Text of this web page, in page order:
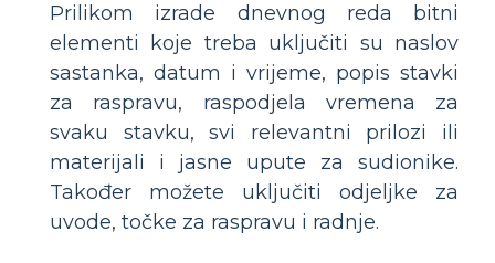
Prilikom izrade dnevnog reda bitni
elementi koje treba uključiti su naslov
sastanka, datum i vrijeme, popis stavki
za raspravu, raspodjela vremena za
svaku stavku, svi relevantni prilozi ili
materijali i jasne upute za sudionike.
Također možete uključiti odjeljke za
uvode, točke za raspravu i radnje.